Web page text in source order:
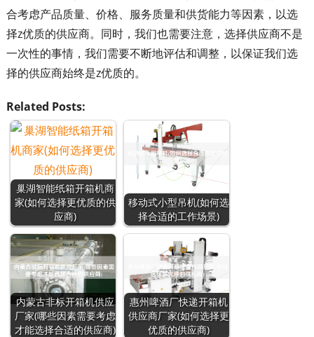
合考虑产品质量、价格、服务质量和供货能力等因素，以选
择z优质的供应商。同时，我们也需要注意，选择供应商不是
一次性的事情，我们需要不断地评估和调整，以保证我们选
择的供应商始终是z优质的。
Related Posts:
巢湖智能纸箱开箱机商
家(如何选择更优质的供
应商)
移动式小型吊机(如何选
择合适的工作场景)
内蒙古非标开箱机供应
厂家(哪些因素需要考虑
才能选择合适的供应商)
惠州啤酒厂快递开箱机
供应商厂家(如何选择更
优质的供应商)